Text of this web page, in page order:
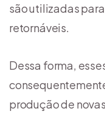
são utilizadas
retornáveis.
Dessa forma,
produção de